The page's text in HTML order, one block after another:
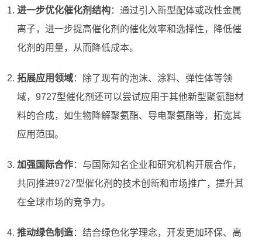
进一步优化催化剂结构：通过引入新型配体或改性金属
离子，进一步提高催化剂的催化效率和选择性，降低催
化剂的用量，从而降低成本。
拓展应用领域：除了现有的泡沫、涂料、弹性体等领
域，9727型催化剂还可以尝试应用于其他新型聚氨酯材
料的合成，如生物降解聚氨酯、导电聚氨酯等，拓宽其
应用范围。
加强国际合作：与国际知名企业和研究机构开展合作，
共同推进9727型催化剂的技术创新和市场推广，提升其
在全球市场的竞争力。
推动绿色制造：结合绿色化学理念，开发更加环保、高